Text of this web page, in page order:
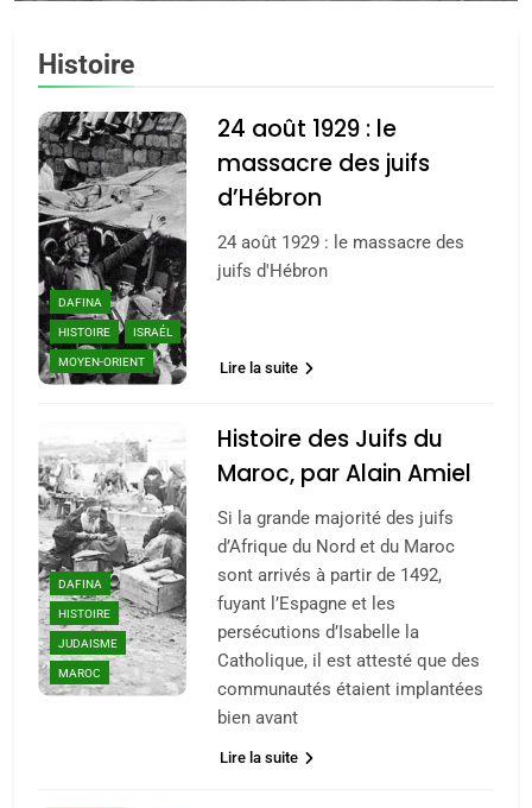
Histoire
DAFINA
HISTOIRE
ISRAÉL
MOYEN-ORIENT
24 août 1929 : le
massacre des juifs
d’Hébron
24 août 1929 : le massacre des
juifs d'Hébron
Lire la suite
DAFINA
HISTOIRE
JUDAISME
MAROC
Histoire des Juifs du
Maroc, par Alain Amiel
Si la grande majorité des juifs
d’Afrique du Nord et du Maroc
sont arrivés à partir de 1492,
fuyant l’Espagne et les
persécutions d’Isabelle la
Catholique, il est attesté que des
communautés étaient implantées
bien avant
Lire la suite